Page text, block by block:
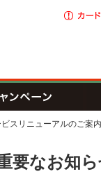
スリニューアルのご案内
要なお知
が可能な提携CD・